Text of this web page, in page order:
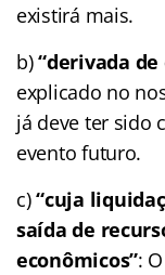
existirá mais.
b)“derivada
explicado no
já deve ter sido
evento futuro.
c)“cuja
saída de
econômicos”: